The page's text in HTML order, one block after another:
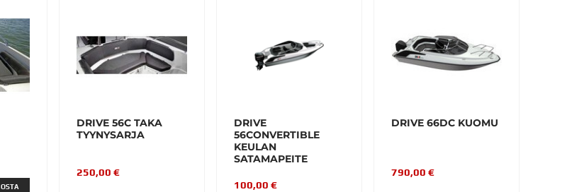
OSTA
DRIVE 56C TAKA
TYYNYSARJA
250,00 €
DRIVE
56CONVERTIBLE
KEULAN
SATAMAPEITE
100,00 €
DRIVE 66DC KUOMU
790,00 €